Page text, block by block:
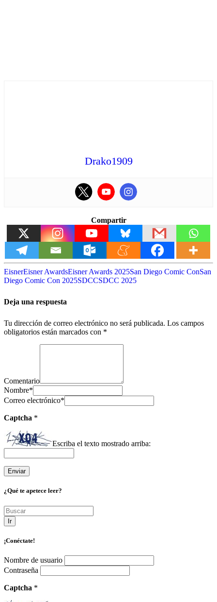
Drako1909
Compartir
EisnerEisner AwardsEisner Awards 2025San Diego Comic ConSan
Diego Comic Con 2025SDCCSDCC 2025
Deja una respuesta
Tu dirección de correo electrónico no será publicada. Los campos
obligatorios están marcados con *
Comentario
Nombre*
Correo electrónico*
Captcha *
Escriba el texto mostrado arriba:
¿Qué te apetece leer?
Ir
¡Conéctate!
Nombre de usuario
Contraseña
Captcha *